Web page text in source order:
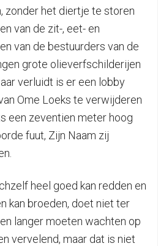
zonder het diertje te storen
van de zit-, eet- en
van de bestuurders van de
grote olieverfschilderijen
verluidt is er een lobby
Ome Loeks te verwijderen
een zeventien meter hoog
fuut, Zijn Naam zij
heel goed kan redden en
kan broeden, doet niet ter
langer moeten wachten op
vervelend, maar dat is niet